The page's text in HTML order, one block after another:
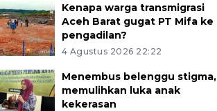
Kenapa warga transmigrasi
Aceh Barat gugat PT Mifa ke
pengadilan?
4 Agustus 2026 22:22
Menembus belenggu stigma,
memulihkan luka anak
kekerasan